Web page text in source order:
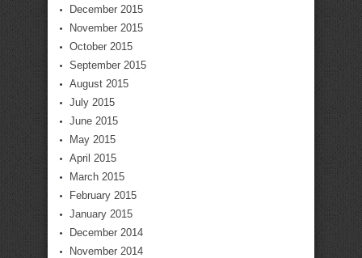
December 2015
November 2015
October 2015
September 2015
August 2015
July 2015
June 2015
May 2015
April 2015
March 2015
February 2015
January 2015
December 2014
November 2014